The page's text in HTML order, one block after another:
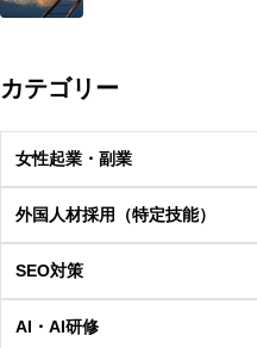
カテゴリー
女性起業・副業
外国人材採用（特定技能）
SEO対策
AI・AI研修